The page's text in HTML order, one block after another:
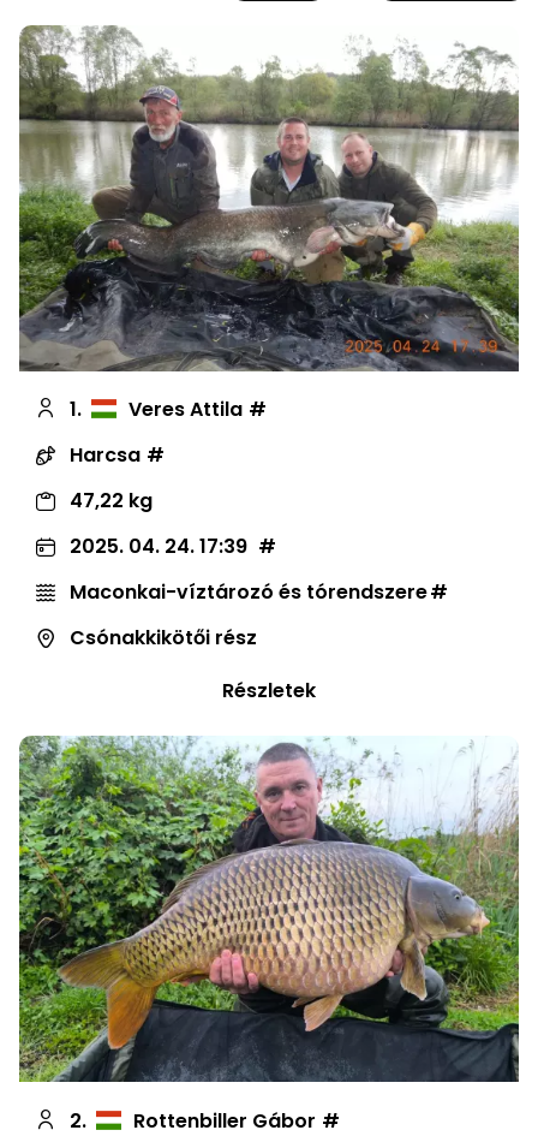
1.
Veres Attila
Harcsa
47,22 kg
2025. 04. 24. 17:39
Maconkai-víztározó és tórendszere
Csónakkikötői rész
Részletek
2.
Rottenbiller Gábor